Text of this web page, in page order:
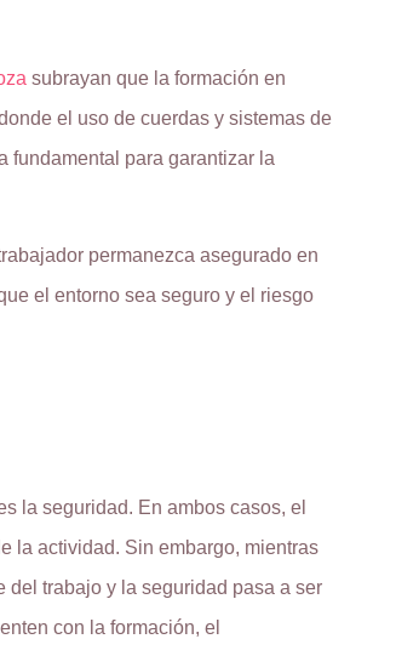
subrayan que la formación en
el uso de cuerdas y sistemas de
fundamental para garantizar la
permanezca asegurado en
el entorno sea seguro y el riesgo
la seguridad. En ambos casos, el
la actividad. Sin embargo, mientras
del trabajo y la seguridad pasa a ser
con la formación, el